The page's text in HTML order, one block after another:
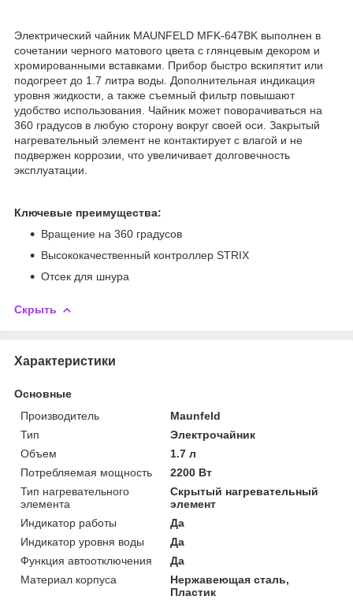
Электрический чайник MAUNFELD MFK-647BK выполнен в
сочетании черного матового цвета с глянцевым декором и
хромированными вставками. Прибор быстро вскипятит или
подогреет до 1.7 литра воды. Дополнительная индикация
уровня жидкости, а также съемный фильтр повышают
удобство использования. Чайник может поворачиваться на
360 градусов в любую сторону вокруг своей оси. Закрытый
нагревательный элемент не контактирует с влагой и не
подвержен коррозии, что увеличивает долговечность
эксплуатации.
Ключевые преимущества:
Вращение на 360 градусов
Высококачественный контроллер STRIX
Отсек для шнура
Скрыть
Характеристики
Основные
Производитель
Maunfeld
Тип
Электрочайник
Объем
1.7 л
Потребляемая мощность
2200 Вт
Тип нагревательного
элемента
Скрытый нагревательный
элемент
Индикатор работы
Да
Индикатор уровня воды
Да
Функция автоотключения
Да
Материал корпуса
Нержавеющая сталь,
Пластик